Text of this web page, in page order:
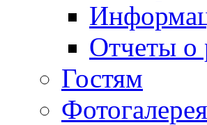
Отчеты
Гостям
Фотогалерея